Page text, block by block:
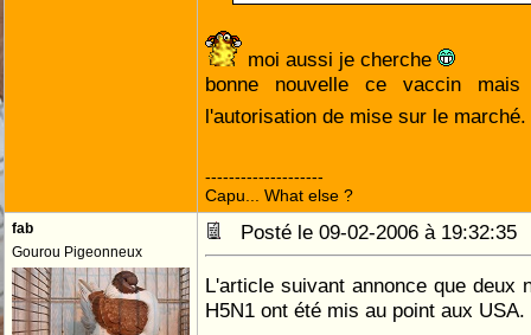
moi aussi je cherche
bonne nouvelle ce vaccin
l'autorisation de mise sur le marché.
--------------------
Capu... What else ?
fab
Gourou Pigeonneux
Posté le 09-02-2006 à
L'article suivant annonce que deux
H5N1 ont été mis au point aux USA.